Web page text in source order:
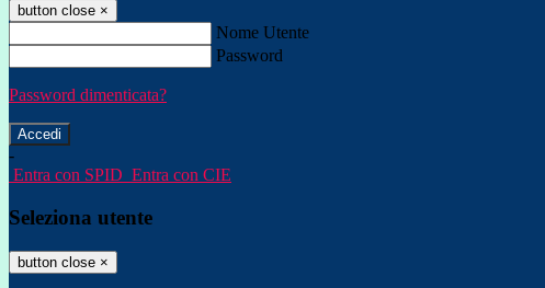
button close ×
Nome Utente
Password
Password dimenticata?
-
Entra con SPID Entra con CIE
Seleziona utente
button close ×